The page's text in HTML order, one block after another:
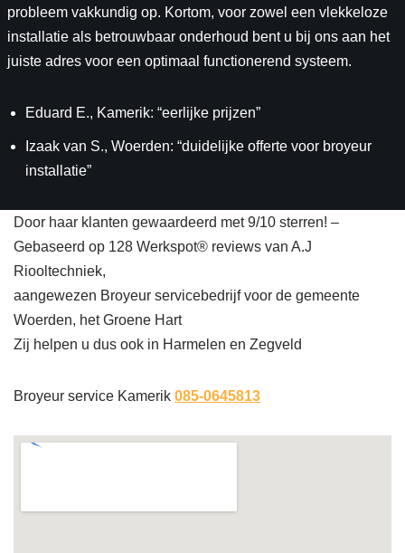
probleem vakkundig op. Kortom, voor zowel een vlekkeloze
installatie als betrouwbaar onderhoud bent u bij ons aan het
juiste adres voor een optimaal functionerend systeem.
Eduard E., Kamerik: “eerlijke prijzen”
Izaak van S., Woerden: “duidelijke offerte voor broyeur
installatie”
Door haar klanten gewaardeerd met 9/10 sterren! –
Gebaseerd op 128 Werkspot® reviews van A.J
Riooltechniek,
aangewezen Broyeur servicebedrijf voor de gemeente
Woerden, het Groene Hart
Zij helpen u dus ook in Harmelen en Zegveld
Broyeur service Kamerik 085-0645813